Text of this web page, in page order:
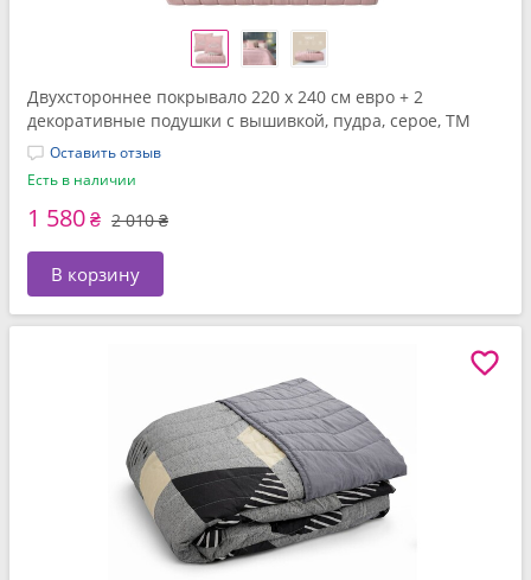
Двухстороннее покрывало 220 x 240 см евро + 2
декоративные подушки с вышивкой, пудра, серое, ТМ
IDEIAОставить отзыв
Есть в наличии
1 580₴ 2 010 ₴
В корзину